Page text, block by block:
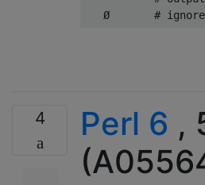
4 Perl 6 ,